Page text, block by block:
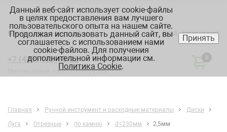
Вход Регистрация
Москва:склад, офис, график
+7 (495) 182-88-22
Минимальный заказ 10000 рублей
0
Главная Ручной инструмент и расходные материалы
Диски
Луга
Отрезные по камню d=230мм 2,5мм
Данный веб-сайт использует cookie-файлы
в целях предоставления вам лучшего
пользовательского опыта на нашем сайте.
Продолжая использовать данный сайт, вы
соглашаетесь с использованием нами
cookie-файлов. Для получения
дополнительной информации см.
Политика Cookie.
Принять